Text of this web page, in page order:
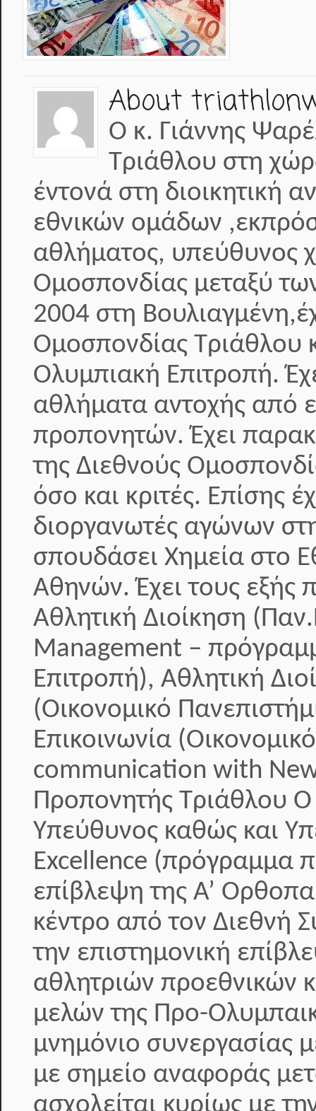
About
Ο κ. Γιάννης
Τριάθλου στη
έντονά στη διοικητική
εθνικών ομάδων
αθλήματος, υπεύθυνος
Ομοσπονδίας μεταξύ
2004 στη
Ομοσπονδίας Τριάθλου
Ολυμπιακή Επιτροπή.
αθλήματα αντοχής από
προπονητών. Έχει
της Διεθνούς
όσο και κριτές. Επίσης
διοργανωτές αγώνων
σπουδάσει Χημεία στο
Αθηνών. Έχει τους εξής
Αθλητική Διοίκηση
Management –
Επιτροπή), Αθλητική
(Οικονομικό
Επικοινωνία
communication with
Προπονητής Τριάθλου Ο
Υπεύθυνος καθώς και
Excellence (πρόγραμμα
επίβλεψη της Α’
κέντρο από τον Διεθνή
την επιστημονική
αθλητριών προεθνικών
μελών της Προ-
μνημόνιο συνεργασίας
με σημείο αναφοράς
ασχολείται κυρίως με